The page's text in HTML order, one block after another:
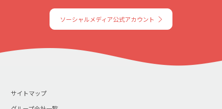
ソーシャルメディア公式アカウント
サイトマップ